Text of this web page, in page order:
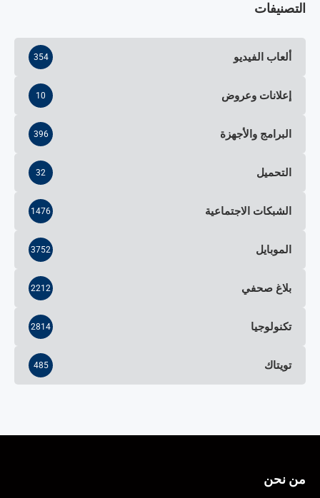
التصنيفات
ألعاب الفيديو 354
إعلانات وعروض 10
البرامج والأجهزة 396
التحميل 32
الشبكات الاجتماعية 1476
الموبايل 3752
بلاغ صحفي 2212
تكنولوجيا 2814
تويتاك 485
من نحن